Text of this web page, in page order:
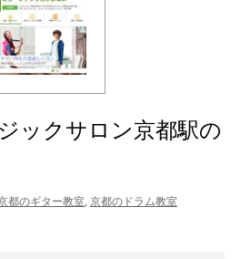
ックサロン京都駅の
都のギター教室, 京都のドラム教室